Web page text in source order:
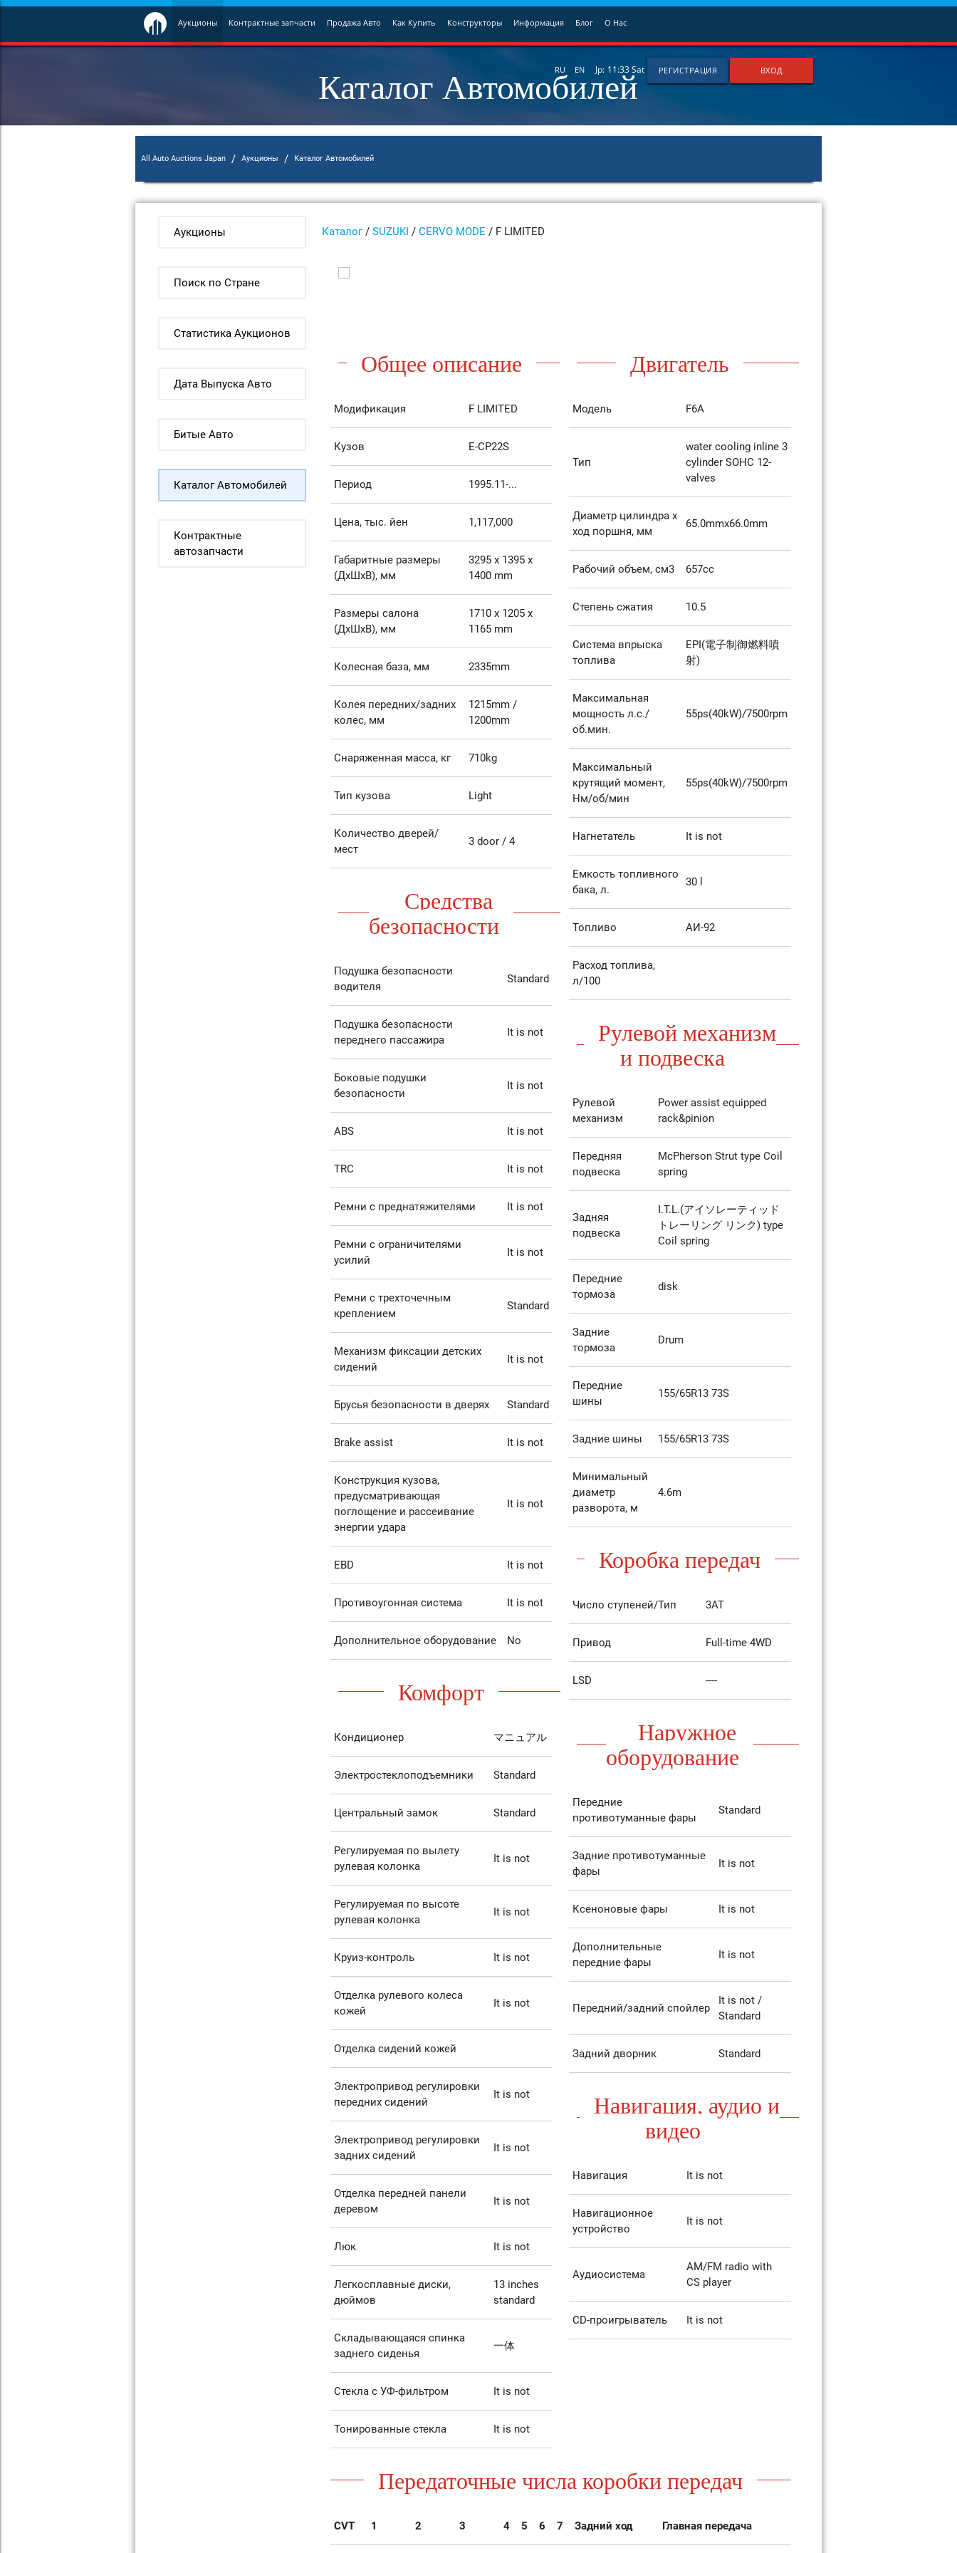
Аукционы Контрактные запчасти Продажа Авто Как Купить Конструкторы Информация Блог О Нас
Jp: 11:33Sat РЕГИСТРАЦИЯ ВХОД
RU EN
Каталог Автомобилей
All Auto Auctions Japan / Аукционы / Каталог Автомобилей
Аукционы
Поиск по Стране
Статистика Аукционов
Дата Выпуска Авто
Битые Авто
Каталог Автомобилей
Контрактные
автозапчасти
Каталог/SUZUKI /CERVO MODE / F LIMITED
Общее описание
Модификация F LIMITED
Кузов E-CP22S
Период 1995.11-...
Цена, тыс. йен 1,117,000
Габаритные размеры
(ДхШхВ), мм
3295 x 1395 x
1400 mm
Размеры салона
(ДхШхВ), мм
1710 x 1205 x
1165 mm
Колесная база, мм 2335mm
Колея передних/задних
колес, мм
1215mm /
1200mm
Снаряженная масса, кг 710kg
Тип кузова Light
Количество дверей/
мест
3 door / 4
Средства
безопасности
Подушка безопасности
водителя
Standard
Подушка безопасности
переднего пассажира
It is not
Боковые подушки
безопасности
It is not
ABS It is not
TRC It is not
Ремни с преднатяжителями It is not
Ремни с ограничителями
усилий
It is not
Ремни с трехточечным
креплением
Standard
Механизм фиксации детских
сидений
It is not
Брусья безопасности в дверях Standard
Brake assist It is not
Конструкция кузова,
предусматривающая
поглощение и рассеивание
энергии удара
It is not
EBD It is not
Противоугонная система It is not
Дополнительное оборудование No
Комфорт
Кондиционер マニュアル
Электростеклоподъемники Standard
Центральный замок Standard
Регулируемая по вылету
рулевая колонка
It is not
Регулируемая по высоте
рулевая колонка
It is not
Круиз-контроль It is not
Отделка рулевого колеса
кожей
It is not
Отделка сидений кожей
Электропривод регулировки
передних сидений
It is not
Электропривод регулировки
задних сидений
It is not
Отделка передней панели
деревом
It is not
Люк It is not
Легкосплавные диски,
дюймов
13 inches
standard
Складывающаяся спинка
заднего сиденья
一体
Стекла с УФ-фильтром It is not
Тонированные стекла It is not
Двигатель
Модель F6A
Тип
water cooling inline 3
cylinder SOHC 12-
valves
Диаметр цилиндра х
ход поршня, мм
65.0mmx66.0mm
Рабочий объем, см3 657cc
Степень сжатия 10.5
Система впрыска
топлива
EPI(電子制御燃料噴
射)
Максимальная
мощность л.с./
об.мин.
55ps(40kW)/7500rpm
Максимальный
крутящий момент,
Нм/об/мин
55ps(40kW)/7500rpm
Нагнетатель It is not
Емкость топливного
бака, л.
30 l
Топливо AИ-92
Расход топлива,
л/100
Рулевой механизм
и подвеска
Рулевой
механизм
Power assist equipped
rack&pinion
Передняя
подвеска
McPherson Strut type Coil
spring
Задняя
подвеска
I.T.L.(アイソレーティッド
トレーリング リンク) type
Coil spring
Передние
тормоза
disk
Задние
тормоза
Drum
Передние
шины
155/65R13 73S
Задние шины 155/65R13 73S
Минимальный
диаметр
разворота, м
4.6m
Коробка передач
Число ступеней/Тип 3AT
Привод Full-time 4WD
LSD ----
Наружное
оборудование
Передние
противотуманные фары
Standard
Задние противотуманные
фары
It is not
Ксеноновые фары It is not
Дополнительные
передние фары
It is not
Передний/задний спойлер
It is not /
Standard
Задний дворник Standard
Навигация, аудио и
видео
Навигация It is not
Навигационное
устройство
It is not
Аудиосистема
AM/FM radio with
CS player
CD-проигрыватель It is not
Передаточные числа коробки передач
CVT 1 2 3 4 5 6 7 Задний ход Главная передача